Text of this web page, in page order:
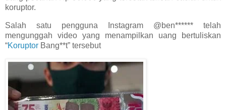
koruptor.
Salah satu pengguna Instagram @ben****** telah
mengunggah video yang menampilkan uang bertuliskan
“Koruptor Bang**t” tersebut